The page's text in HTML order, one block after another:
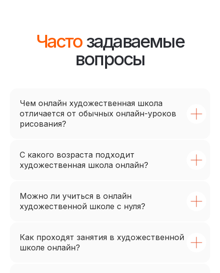
Чем онлайн художественная школа
отличается от обычных онлайн-уроков
рисования?
С какого возраста подходит
художественная школа онлайн?
Можно ли учиться в онлайн
художественной школе с нуля?
Как проходят занятия в художественной
школе онлайн?